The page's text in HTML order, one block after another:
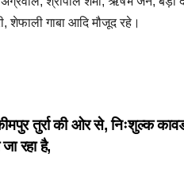
शेफाली गाबा आदि मौजूद रहे।
तुर्रा की ओर से, निःशुल्क
रहा है,